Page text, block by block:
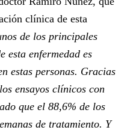
clínica de esta
de los principales
esta enfermedad es
estas personas. Gracias
ensayos clínicos con
que el 88,6% de los
de tratamiento. Y